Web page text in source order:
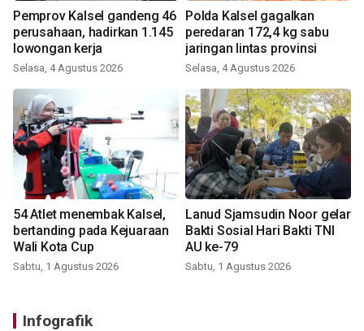
Pemprov Kalsel gandeng 46
perusahaan, hadirkan 1.145
lowongan kerja
Selasa, 4 Agustus 2026
Polda Kalsel gagalkan
peredaran 172,4 kg sabu
jaringan lintas provinsi
Selasa, 4 Agustus 2026
54 Atlet menembak Kalsel,
bertanding pada Kejuaraan
Wali Kota Cup
Sabtu, 1 Agustus 2026
Lanud Sjamsudin Noor gelar
Bakti Sosial Hari Bakti TNI
AU ke-79
Sabtu, 1 Agustus 2026
Infografik